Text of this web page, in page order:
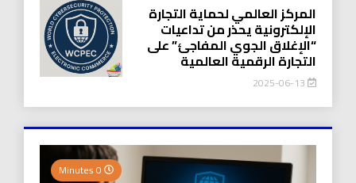
المركز العالمي لحماية التجارة
الإلكترونية يحذر من تداعيات
“الإغلاق الجوي المفاجئ” على
التجارة الرقمية العالمية
2025-06-13